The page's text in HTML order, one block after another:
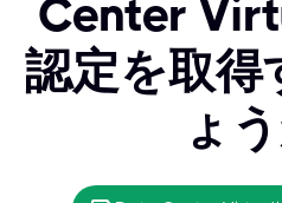
Center
認定を取得
ょ